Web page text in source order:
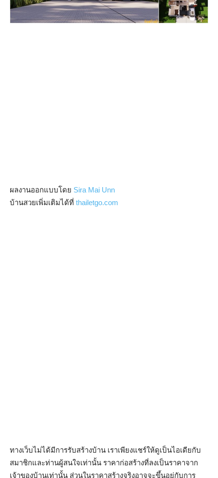
ผลงานออกแบบโดย Sira Mai Unn
บ้านสวยเพิ่มเติมได้ที่ thailetgo.com
ทางเว็บไม่ได้มีการรับสร้างบ้าน เราเพียงแชร์ให้ดูเป็นไอเดียกับ
สมาชิกและท่านผู้สนใจเท่านั้น ราคาก่อสร้างที่ลงเป็นราคาจาก
เจ้าของบ้านเท่านั้น ส่วนในราคาสร้างจริงอาจจะขึ้นอยู่กับการ